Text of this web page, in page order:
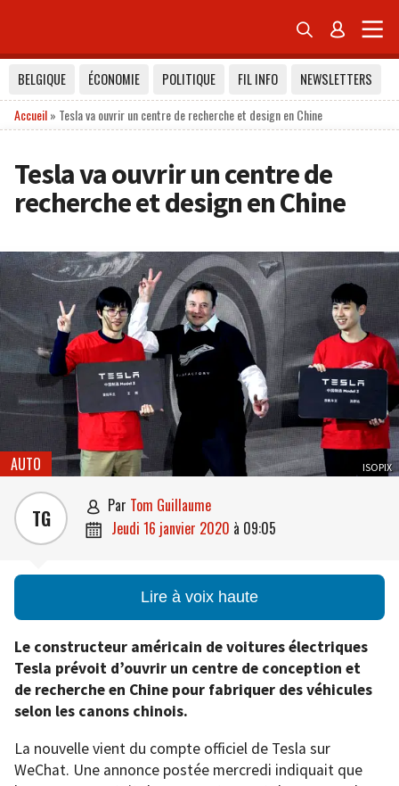
 
BELGIQUE ÉCONOMIE POLITIQUE FIL INFO
NEWSLETTERS
Accueil» Tesla va ouvrir un centre de recherche et design en Chine
Tesla va ouvrir un centre de
recherche et design en Chine
ISOPIX
AUTO
TG  par Tom Guillaume
 jeudi 16 janvier 2020 à 09:05
Lire à voix haute
Le constructeur américain de voitures électriques
Tesla prévoit d’ouvrir un centre de conception et
de recherche en Chine pour fabriquer des véhicules
selon les canons chinois.
La nouvelle vient du compte officiel de Tesla sur
WeChat. Une annonce postée mercredi indiquait que